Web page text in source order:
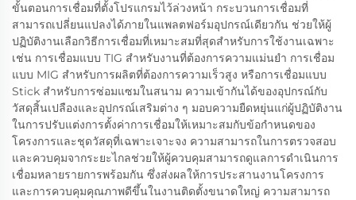
ขั้นตอนการเชื่อมที่ตั้งโปรแกรมไว้ล่วงหน้า กระบวนการเชื่อมที่
สามารถเปลี่ยนแปลงได้ภายในแพลตฟอร์มอุปกรณ์เดียวกัน ช่วยให้ผู้
ปฏิบัติงานเลือกวิธีการเชื่อมที่เหมาะสมที่สุดสำหรับการใช้งานเฉพาะ
เช่น การเชื่อมแบบ TIG สำหรับงานที่ต้องการความแม่นยำ การเชื่อม
แบบ MIG สำหรับการผลิตที่ต้องการความเร็วสูง หรือการเชื่อมแบบ
Stick สำหรับการซ่อมแซมในสนาม ความเข้ากันได้ของอุปกรณ์กับ
วัสดุสิ้นเปลืองและอุปกรณ์เสริมต่าง ๆ มอบความยืดหยุ่นแก่ผู้ปฏิบัติงาน
ในการปรับแต่งการตั้งค่าการเชื่อมให้เหมาะสมกับข้อกำหนดของ
โครงการและชุดวัสดุที่เฉพาะเจาะจง ความสามารถในการตรวจสอบ
และควบคุมจากระยะไกลช่วยให้ผู้ควบคุมสามารถดูแลการดำเนินการ
เชื่อมหลายรายการพร้อมกัน ซึ่งส่งผลให้การประสานงานโครงการ
และการควบคุมคุณภาพดีขึ้นในงานติดตั้งขนาดใหญ่ ความสามารถ